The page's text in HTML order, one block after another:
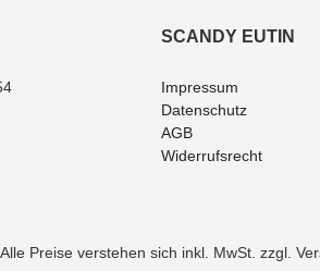
SCANDY EUTIN
Impressum
Datenschutz
AGB
Widerrufsrecht
Preise verstehen sich inkl. MwSt. zzgl.